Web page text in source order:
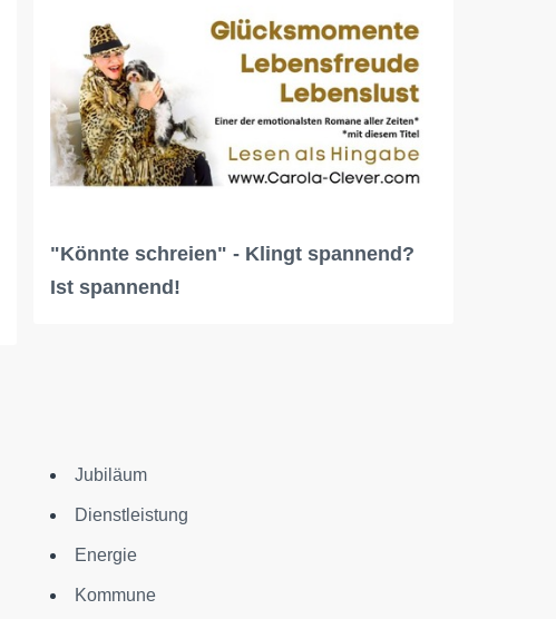
"Könnte schreien" - Klingt spannend?
Ist spannend!
Jubiläum
Dienstleistung
Energie
Kommune